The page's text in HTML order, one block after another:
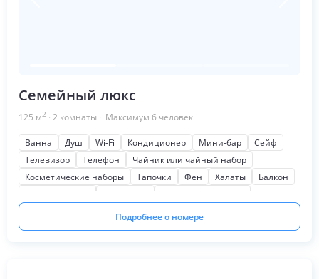
Семейный люкс
125 м2 · 2 комнаты · Максимум 6 человек
Ванна Душ Wi-Fi Кондиционер Мини-бар
Сейф
Телевизор
Телефон
Чайник или чайный набор
Косметические наборы
Тапочки Фен Халаты
Балкон
Кофеварка или кофемашина
Подробнее о номере